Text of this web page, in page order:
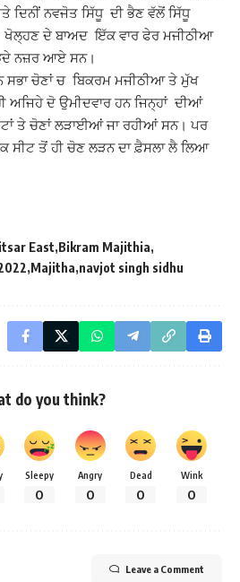
ਦਿਨੀਂ ਨਵਜੋਤ ਸਿੱਧੂ ਦੀ ਭੈਣ ਵੱਲੋਂ ਸਿੱਧੂ
ਖੋਲ੍ਹਣ ਦੇ ਬਾਅਦ ਇੱਕ ਵਾਰ ਫੇਰ ਮਜੀਠੀਆ
ਨਜ਼ਰ ਆਏ ਸਨ।
ਸਭਾ ਚੋਣਾਂ ਚ ਬਿਕਰਮ ਮਜੀਠੀਆ ਤੇ ਮੁੱਖ
ਅਜਿਹੇ ਦੋ ਉਮੀਦਵਾਰ ਹਨ ਜਿਨ੍ਹਾਂ ਦੀਆਂ
ਤੇ ਚੋਣਾਂ ਲੜਾਈਆਂ ਜਾ ਰਹੀਆਂ ਸਨ। ਪਰ
ਸੀਟ ਤੋਂ ਹੀ ਚੋਣ ਲੜਨ ਦਾ ਫ਼ੈਸਲਾ ਲੈ ਲਿਆ
East Bikram Majithia
Majitha navjot singh sidhu
do you think?
Sleepy
0
Angry
0
Dead
0
Wink
0
Leave a Comment